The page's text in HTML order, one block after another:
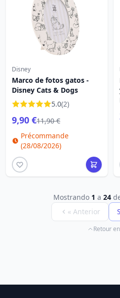
Disney
Marco de fotos gatos -
Disney Cats & Dogs
5.0(2)
9,90 €11,90 €
Précommande
(28/08/2026)
Mostrando 1 a 24
« Anterior
Retour